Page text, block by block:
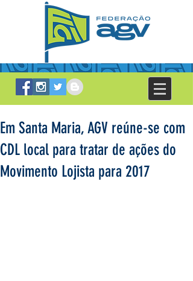
Em Santa Maria, AGV reúne-se com
CDL local para tratar de ações do
Movimento Lojista para 2017